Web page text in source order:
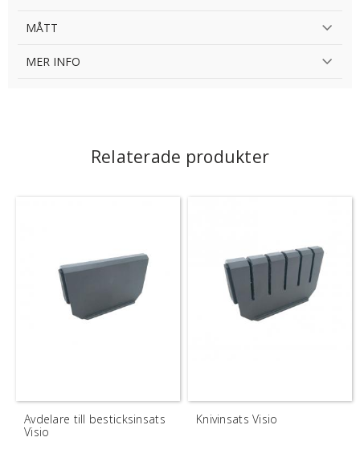
MÅTT
MER INFO
Relaterade produkter
Avdelare till besticksinsats
Visio
Knivinsats Visio